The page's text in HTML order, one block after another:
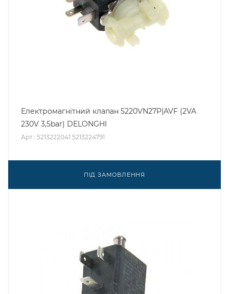
Електромагнітний клапан 5220VN27P|AVF (2VA
230V 3,5bar) DELONGHI
Арт.: 5213222041 5213224791
ПІД ЗАМОВЛЕННЯ